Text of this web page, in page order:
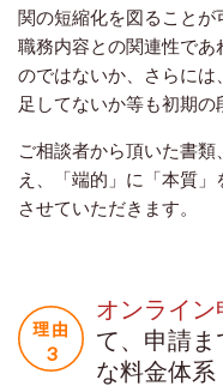
関の短縮化を図ることが
職務内容との関連性で
のではないか、さらに
足してないか等も初期の
ご相談者から頂いた書
え、「端的」に「本質
させていただきます。
オンライン
て、申請
な料金体系